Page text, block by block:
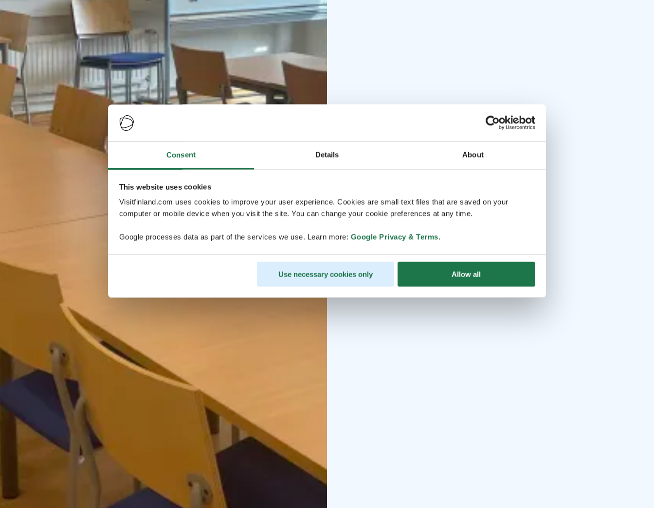
Consent Details About
This website uses cookies
Visitfinland.com uses cookies to improve your user experience. Cookies are small text files that are saved on your
computer or mobile device when you visit the site. You can change your cookie preferences at any time.
Google processes data as part of the services we use. Learn more: Google Privacy & Terms.
Use necessary cookies only Allow all